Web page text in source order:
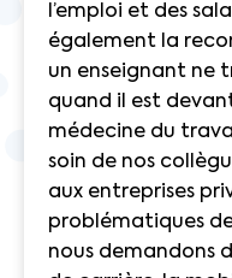
l’emploi et des
également la
un enseignant ne
quand il est
médecine du
soin de nos
aux entreprises
problématiques
nous demandons